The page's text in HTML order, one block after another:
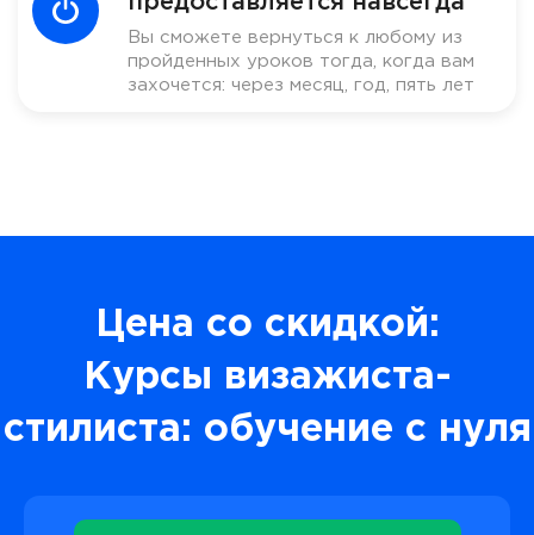
Вы сможете вернуться к любому из
пройденных уроков тогда, когда вам
захочется: через месяц, год, пять лет
Цена со скидкой:
Курсы визажиста-
стилиста: обучение с нуля